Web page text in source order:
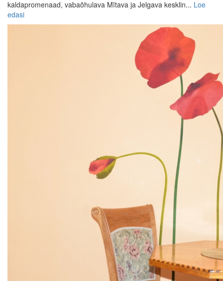
kaldapromenaad, vabaõhulava Mītava ja Jelgava kesklin... Loe
edasi